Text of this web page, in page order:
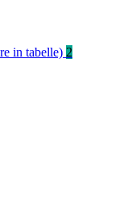
in tabelle) 2